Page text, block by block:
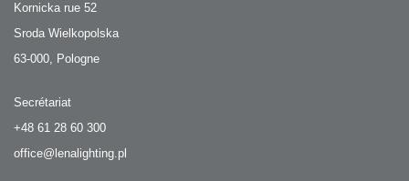
Kornicka rue 52
Sroda Wielkopolska
63-000, Pologne
Secrétariat
+48 61 28 60 300
office@lenalighting.pl